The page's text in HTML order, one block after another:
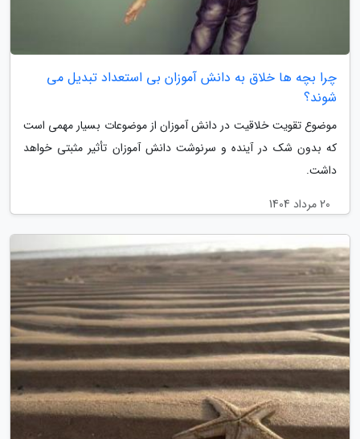
چرا بچه ها خلاق به دانش آموزان بی استعداد تبدیل می
شوند؟
موضوع تقویت خلاقیت در دانش آموزان از موضوعات بسیار مهمی است
که بدون شک در آینده و سرنوشت دانش آموزان تأثیر مثبتی خواهد
داشت.
20 مرداد 1404